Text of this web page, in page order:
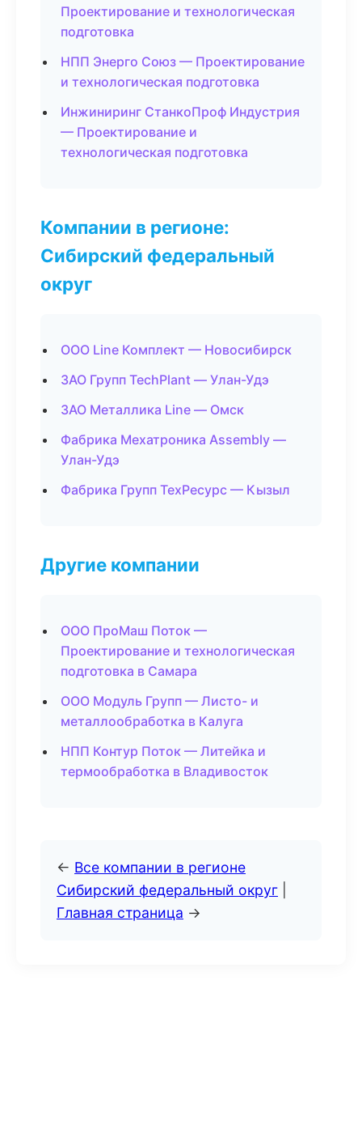
Проектирование и технологическая
подготовка
НПП Энерго Союз — Проектирование
и технологическая подготовка
Инжиниринг СтанкоПроф Индустрия
— Проектирование и
технологическая подготовка
Компании в регионе:
Сибирский федеральный
округ
ООО Line Комплект — Новосибирск
ЗАО Групп TechPlant — Улан-Удэ
ЗАО Металлика Line — Омск
Фабрика Мехатроника Assembly —
Улан-Удэ
Фабрика Групп ТехРесурс — Кызыл
Другие компании
ООО ПроМаш Поток —
Проектирование и технологическая
подготовка в Самара
ООО Модуль Групп — Листо- и
металлообработка в Калуга
НПП Контур Поток — Литейка и
термообработка в Владивосток
← Все компании в регионе
Сибирский федеральный округ
Главная страница →